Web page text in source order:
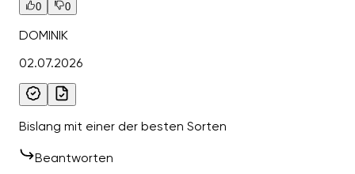
0 0
DOMINIK
02.07.2026
Bislang mit einer der besten Sorten
Beantworten